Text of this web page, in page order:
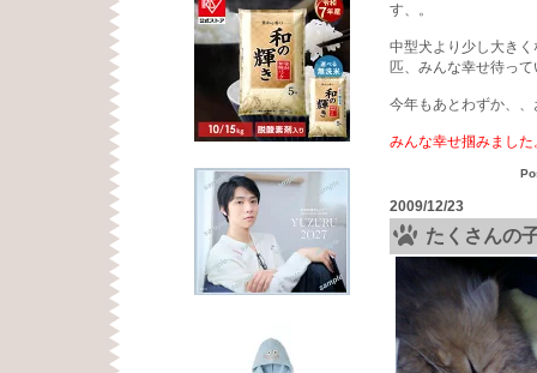
す、。
中型犬より少し大き
匹、みんな幸せ待っ
今年もあとわずか、
みんな幸せ掴みました
2009/12/23
たくさんの